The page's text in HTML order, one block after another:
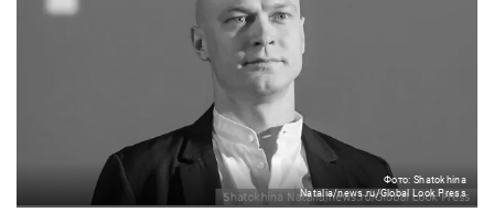
Фото: Shatokhina
Natalia/news.ru/Global Look Press